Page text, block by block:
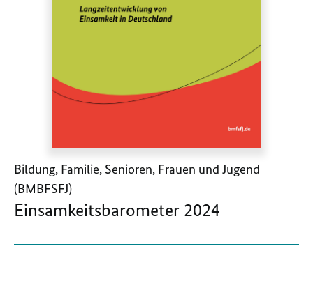
Bildung, Familie, Senioren, Frauen und Jugend
(BMBFSFJ)
Einsamkeitsbarometer 2024